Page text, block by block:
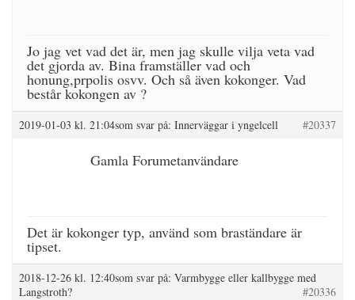
Jo jag vet vad det är, men jag skulle vilja veta vad
det gjorda av. Bina framställer vad och
honung,prpolis osvv. Och så även kokonger. Vad
består kokongen av ?
2019-01-03 kl. 21:04som svar på: Innerväggar i yngelcell #20337
Gamla Forumetanvändare
Det är kokonger typ, använd som braständare är
tipset.
2018-12-26 kl. 12:40som svar på: Varmbygge eller kallbygge med
Langstroth?
#20336